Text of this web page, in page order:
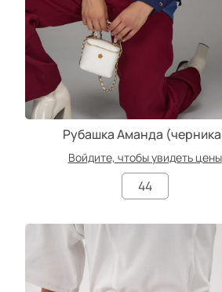
Рубашка Аманда
Войдите, чтобы увидеть цены
44